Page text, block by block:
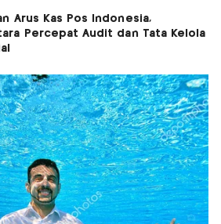
Arus Kas Pos Indonesia,
Percepat Audit dan Tata Kelola